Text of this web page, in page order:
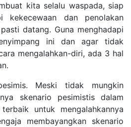
kita selalu waspada, siap
kekecewaan dan penolakan
datang. Guna menghadapi
ini dan agar tidak
mengalahkan-diri, ada 3 hal
Meski tidak mungkin
skenario pesimistis dalam
untuk mengalahkannya
membayangkan skenario